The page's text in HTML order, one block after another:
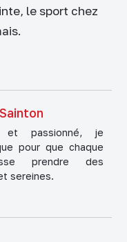
le sport chez
et passionné, je
pour que chaque
prendre des
sereines.